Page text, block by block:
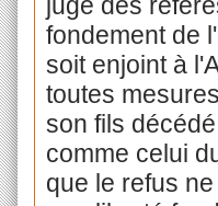
juge des
fondement de
soit enjoint à
toutes
son fils
comme celui
que le refus